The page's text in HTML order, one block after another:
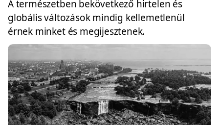
A természetben bekövetkező hirtelen és
globális változások mindig kellemetlenül
érnek minket és megijesztenek.